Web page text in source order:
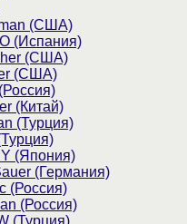
(США)
(Испания)
(США)
(США)
(Китай)
(Турция)
(Япония)
(Германия)
(Россия)
(Россия)